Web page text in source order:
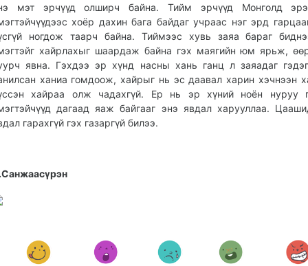
мэт эрчүүд олширч байна. Тийм эрчүүд Монголд
хоёр дахин бага байдаг учраас нэг эрд
ногдож таарч байна. Тиймээс хувь заяа бараг
хайрлахыг шаардаж байна гэх маягийн юм ярьж,
явна. Гэхдээ эр хүнд насны хань ганц л заяадаг
ханиа гомдоож, хайрыг нь эс даавал харин хэчнээн
хайраа олж чадахгүй. Ер нь эр хүний ноён нуруу
дагаад яаж байгааг энэ явдал харууллаа.
гарахгүй гэх газаргүй билээ.